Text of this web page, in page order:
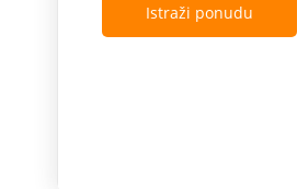
Istraži ponudu